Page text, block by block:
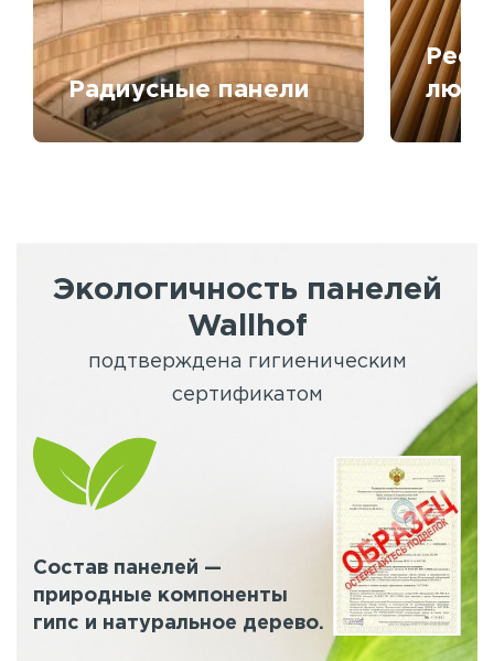
Радиусные панели
Экологичность панелей
Wallhof
подтверждена гигиеническим
сертификатом
Состав панелей —
природные компоненты
гипс и натуральное дерево.